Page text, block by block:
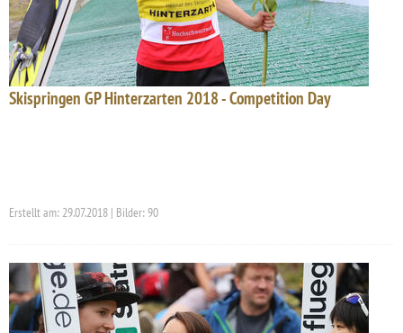
Skispringen GP Hinterzarten 2018 - Competition Day
Erstellt am: 29.07.2018 | Bilder: 90